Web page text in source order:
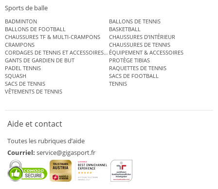
Sports de balle
BADMINTON
BALLONS DE TENNIS
BALLONS DE FOOTBALL
BASKETBALL
CHAUSSURES TF & MULTI-CRAMPONS
CHAUSSURES D’INTÉRIEUR
CRAMPONS
CHAUSSURES DE TENNIS
CORDAGES DE TENNIS ET ACCESSOIRES DE TENNISÉQUIPEMENT & ACCESSOIRES
GANTS DE GARDIEN DE BUT
PROTÈGE TIBIAS
PADEL TENNIS
RAQUETTES DE TENNIS
SQUASH
SACS DE FOOTBALL
SACS DE TENNIS
TENNIS
VÊTEMENTS DE TENNIS
Aide et contact
Toutes les rubriques d’aide
Courriel: service@gigasport.fr